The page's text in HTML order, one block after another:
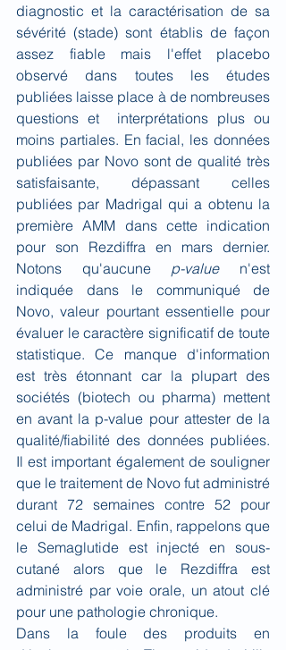
diagnostic et la caractérisation de sa
sévérité (stade) sont établis de façon
assez fiable mais l'effet placebo
observé dans toutes les études
publiées laisse place à de nombreuses
questions et  interprétations plus ou
moins partiales. En facial, les données
publiées par Novo sont de qualité très
satisfaisante, dépassant celles
publiées par Madrigal qui a obtenu la
première AMM dans cette indication
pour son Rezdiffra en mars dernier.
Notons qu'aucune p-value n'est
indiquée dans le communiqué de
Novo, valeur pourtant essentielle pour
évaluer le caractère significatif de toute
statistique. Ce manque d'information
est très étonnant car la plupart des
sociétés (biotech ou pharma) mettent
en avant la p-value pour attester de la
qualité/fiabilité des données publiées.
Il est important également de souligner
que le traitement de Novo fut administré
durant 72 semaines contre 52 pour
celui de Madrigal. Enfin, rappelons que
le Semaglutide est injecté en sous-
cutané alors que le Rezdiffra est
administré par voie orale, un atout clé
pour une pathologie chronique.
Dans la foule des produits en